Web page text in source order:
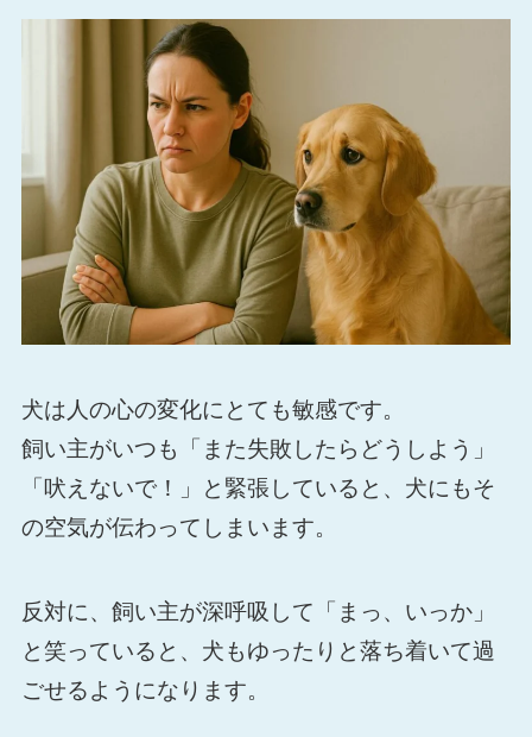
犬は人の心の変化にとても敏感です。
飼い主がいつも「また失敗したらどうしよう」
「吠えないで！」と緊張していると、犬にもそ
の空気が伝わってしまいます。
反対に、飼い主が深呼吸して「まっ、いっか」
と笑っていると、犬もゆったりと落ち着いて過
ごせるようになります。